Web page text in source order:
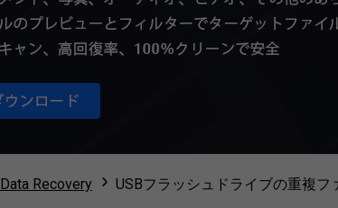
Data Recovery USBフラッシュドライブの重複フ